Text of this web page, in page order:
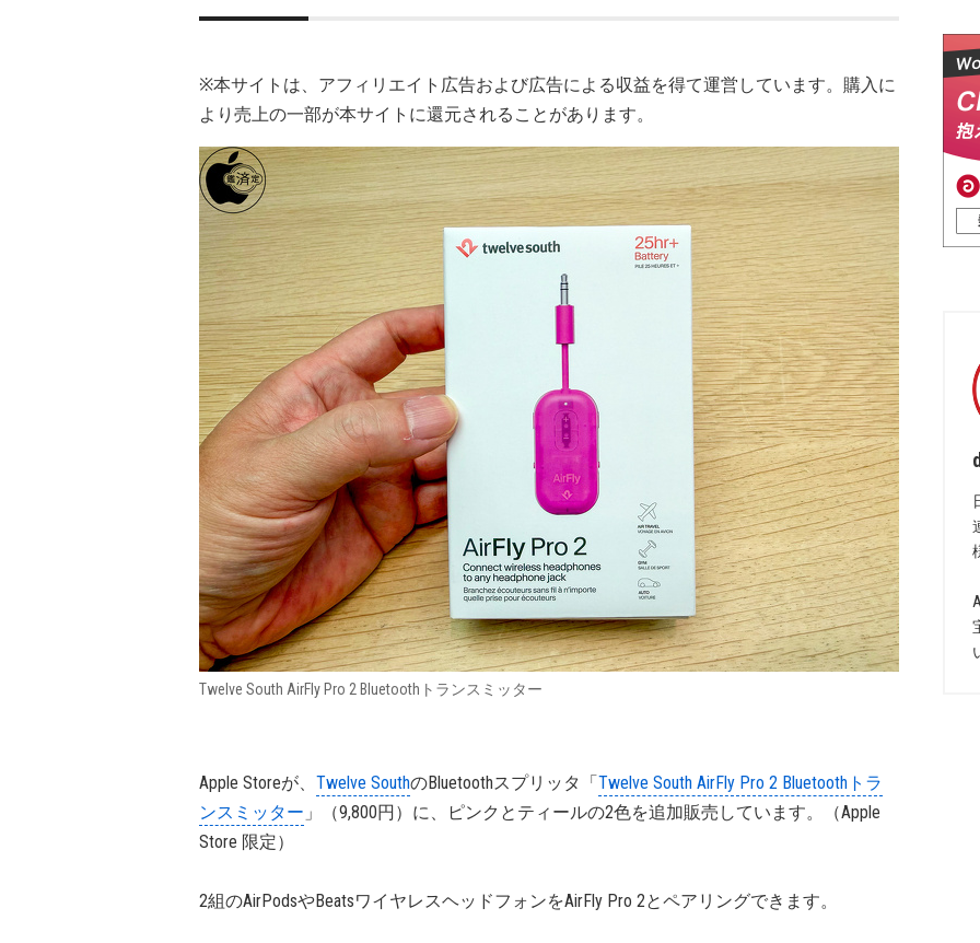
※本サイトは、アフィリエイト広告および広告による収益を得て運営しています。購入に
より売上の一部が本サイトに還元されることがあります。
Twelve South AirFly Pro 2 Bluetoothトランスミッター
Apple Storeが、 Twelve SouthのBluetoothスプリッタ「Twelve South AirFly Pro 2 Bluetoothトラ
ンスミッター 」（9,800円）に、ピンクとティールの2色を追加販売しています。（Apple
Store 限定）
2組のAirPodsやBeatsワイヤレスヘッドフォンをAirFly Pro 2とペアリングできます。